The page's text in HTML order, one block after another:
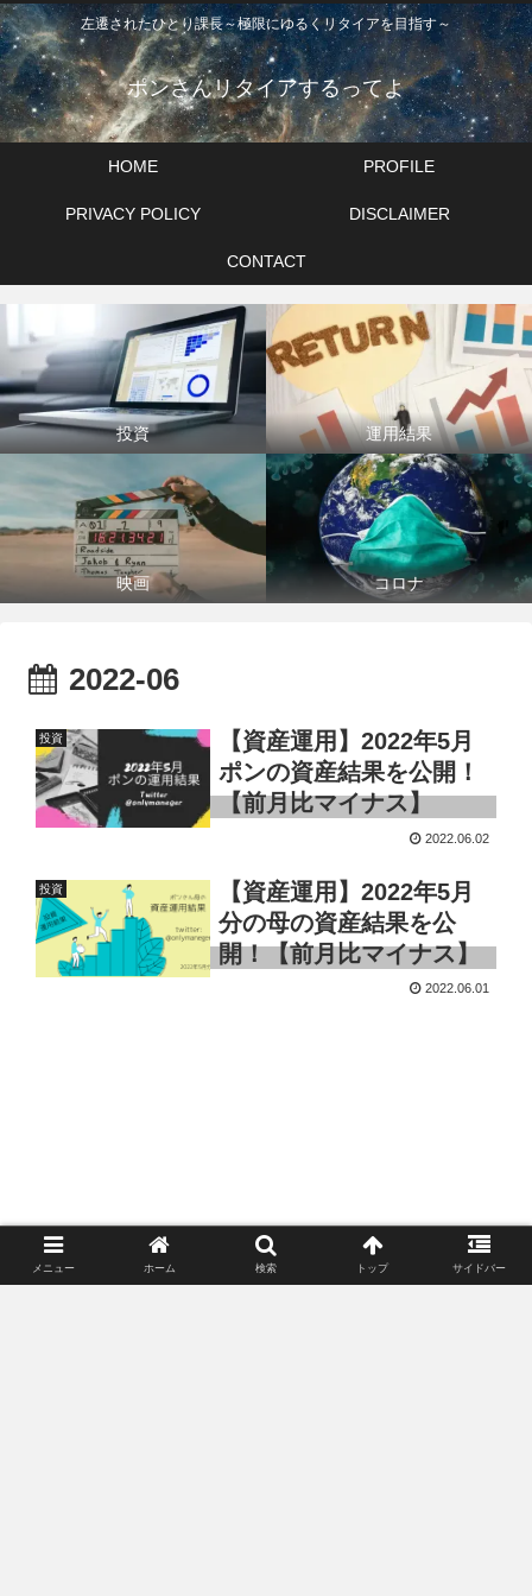
左遷されたひとり課長～極限にゆるくリタイアを目指す～
ポンさんリタイアするってよ
HOME PROFILE
PRIVACY POLICY DISCLAIMER
CONTACT
投資 運用結果
映画 コロナ
2022-06
投資
【資産運用】2022年5月
ポンの資産結果を公開！
【前月比マイナス】
2022.06.02
投資
【資産運用】2022年5月
分の母の資産結果を公
開！【前月比マイナス】
2022.06.01
メニュー ホーム 検索 トップ サイドバー